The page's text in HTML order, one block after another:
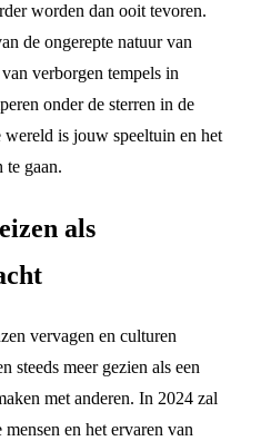
worden dan ooit tevoren.
de ongerepte natuur van
verborgen tempels in
onder de sterren in de
is jouw speeltuin en het
te gaan.
als
vervagen en culturen
steeds meer gezien als een
met anderen. In 2024 zal
en het ervaren van